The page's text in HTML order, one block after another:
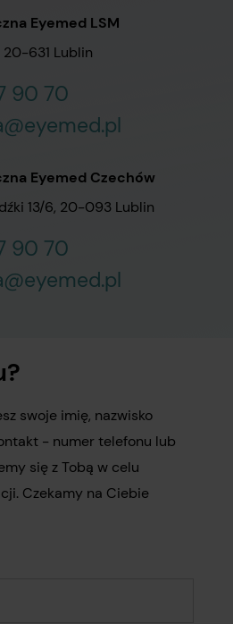
Eyemed LSM
20-631 Lublin
90 70
Eyemed Czechów
13/6, 20-093 Lublin
90 70
swoje imię, nazwisko
- numer telefonu lub
się z Tobą w celu
Czekamy na Ciebie